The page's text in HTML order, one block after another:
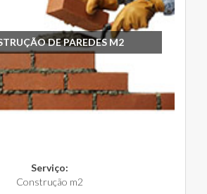
DE PAREDES M2
Serviço:
Construção m2